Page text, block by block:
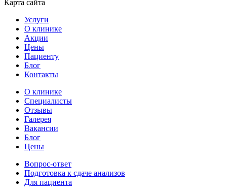
Карта сайта
Услуги
О клинике
Акции
Цены
Пациенту
Блог
Контакты
О клинике
Специалисты
Отзывы
Галерея
Вакансии
Блог
Цены
Вопрос-ответ
Подготовка к сдаче анализов
Для пациента